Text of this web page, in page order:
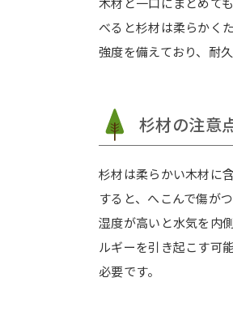
べると杉材は柔らかく
強度を備えており、耐
杉材の注意
杉材は柔らかい木材に
すると、へこんで傷が
湿度が高いと水気を内
ルギーを引き起こす可
必要です。